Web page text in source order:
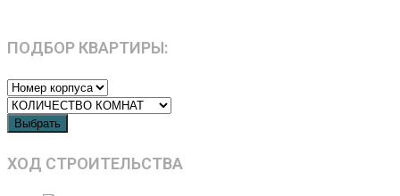
ПОДБОР КВАРТИРЫ:
Выбрать
ХОД СТРОИТЕЛЬСТВА